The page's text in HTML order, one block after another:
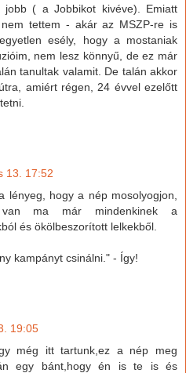
( a Jobbikot kivéve). Emiatt
tettem - akár az MSZP-re is
esély, hogy a mostaniak
nem lesz könnyű, de ez már
tanultak valamit. De talán akkor
amiért régen, 24 évvel ezelőtt
13. 17:52
lényeg, hogy a nép mosolyogjon,
ma már mindenkinek a
és ökölbeszorított lelkekből.
kampányt csinálni." - Így!
19:05
még itt tartunk,ez a nép meg
egy bánt,hogy én is te is és